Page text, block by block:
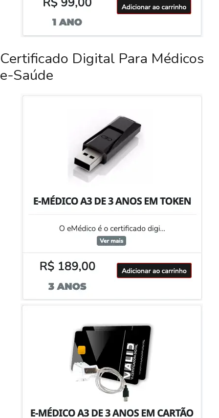
Certificado Digital Para Médicos
e-Saúde